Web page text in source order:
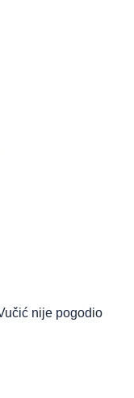
nije pogodio